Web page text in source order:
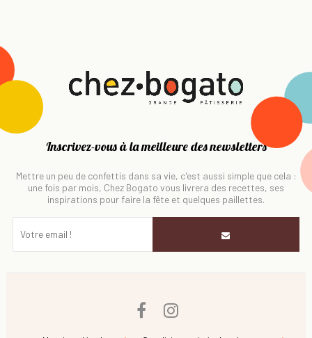
Inscrivez-vous à la meilleure des newsletters
Mettre un peu de confettis dans sa vie, c'est aussi simple que cela :
une fois par mois, Chez Bogato vous livrera des recettes, ses
inspirations pour faire la fête et quelques paillettes.
Facebook